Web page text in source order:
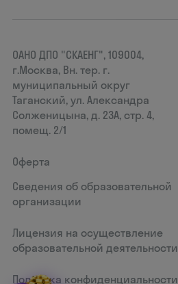
ОАНО ДПО "СКАЕНГ", 109004,
г.Москва, Вн. тер. г.
муниципальный округ
Таганский, ул. Александра
Солженицына, д. 23А, стр. 4,
помещ. 2/1
Оферта
Сведения об образовательной
организации
Лицензия на осуществление
образовательной деятельности
Политика конфиденциальности